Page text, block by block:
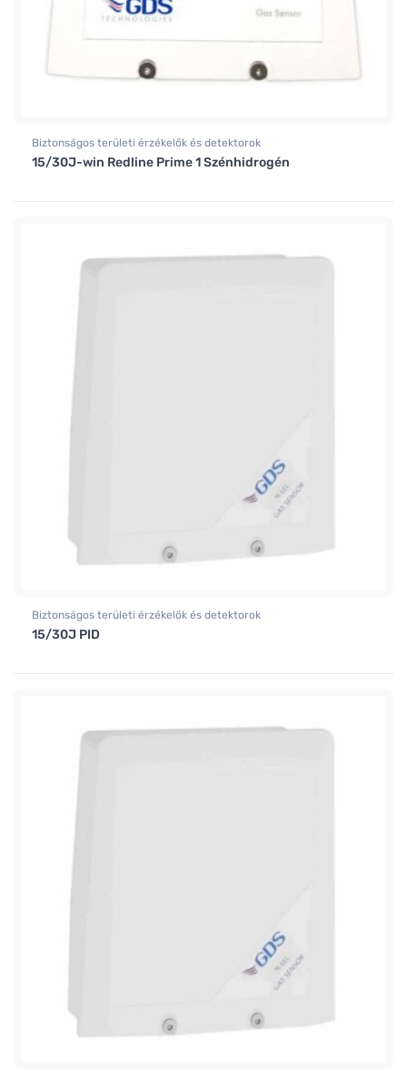
Biztonságos területi érzékelők és detektorok
15/30J-win Redline Prime 1 Szénhidrogén
Biztonságos területi érzékelők és detektorok
15/30J PID